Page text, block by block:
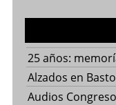
25 años:
Alzados en
Audios